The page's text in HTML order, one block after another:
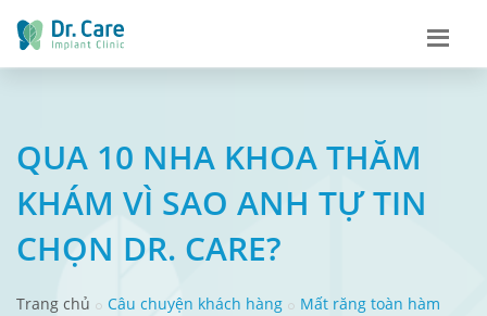
QUA 10 NHA KHOA THĂM
KHÁM VÌ SAO ANH TỰ TIN
CHỌN DR. CARE?
Trang chủ Câu chuyện khách hàng Mất răng toàn hàm